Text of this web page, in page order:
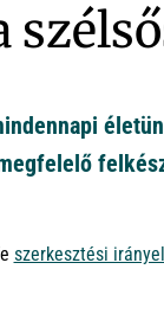
szerkesztési